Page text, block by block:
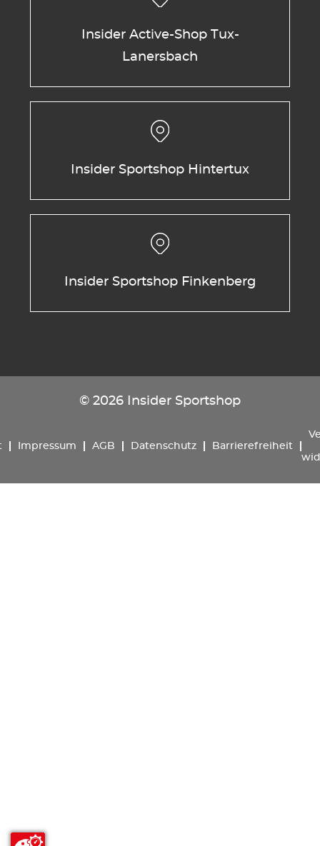
Insider Active-Shop Tux-
Lanersbach
Insider Sportshop Hintertux
Insider Sportshop Finkenberg
© 2026 Insider Sportshop
Impressum AGB Datenschutz Barrierefreiheit